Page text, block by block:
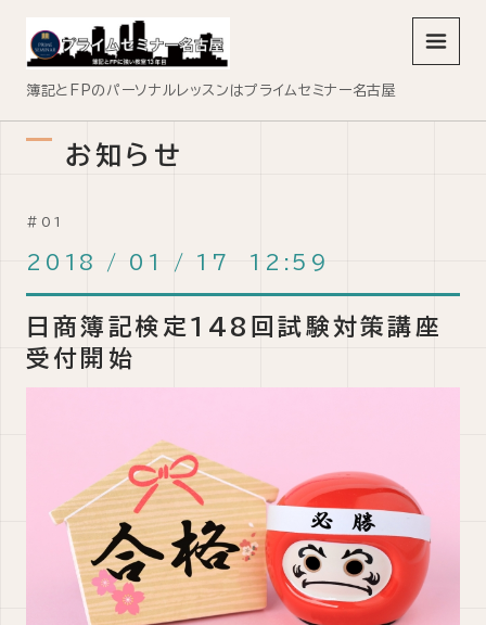
簿記とFPのパーソナルレッスンはプライムセミナー名古屋
メニュ
お知らせ
2018 / 01 / 17 12:59
日商簿記検定148回試験対策講座
受付開始